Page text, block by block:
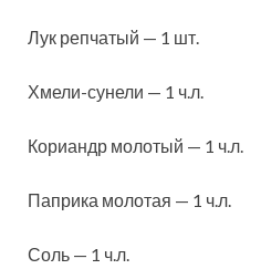
Лук репчатый — 1 шт.
Хмели-сунели — 1 ч.л.
Кориандр молотый — 1 ч.л.
Паприка молотая — 1 ч.л.
Соль — 1 ч.л.